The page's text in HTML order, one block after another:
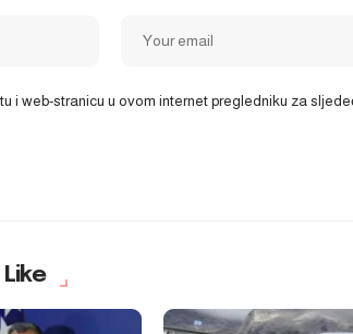
i web-stranicu u ovom internet pregledniku za